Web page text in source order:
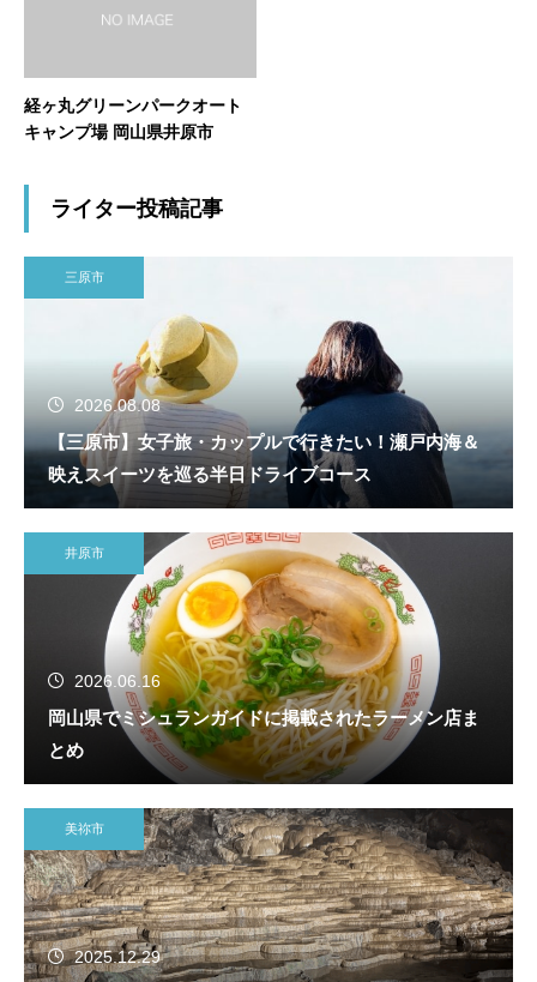
経ヶ丸グリーンパークオート
キャンプ場 岡山県井原市
ライター投稿記事
三原市
2026.08.08
【三原市】女子旅・カップルで行きたい！瀬戸内海＆
映えスイーツを巡る半日ドライブコース
井原市
2026.06.16
岡山県でミシュランガイドに掲載されたラーメン店ま
とめ
美祢市
2025.12.29